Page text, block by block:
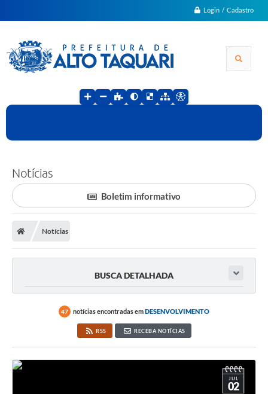
Login / Cadastro
Notícias
Boletim informativo
Notícias
BUSCA DETALHADA
47 notícias encontradas emDESENVOLVIMENTO
RSS RECEBA NOTÍCIAS
JUL
02